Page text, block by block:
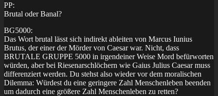
PP:
Brutal oder Banal?
BG5000:
Das Wort brutal lässt sich indirekt ableiten von Marcus Iunius
Brutus, der einer der Mörder von Caesar war. Nicht, dass
BRUTALE GRUPPE 5000 in irgendeiner Weise Mord befürworten
würden, aber bei Riesenarschlöchern wie Gaius Julius Caesar muss
differenziert werden. Du stehst also wieder vor dem moralischen
Dilemma: Würdest du eine geringere Zahl Menschenleben beenden
um dadurch eine größere Zahl Menschenleben zu retten?